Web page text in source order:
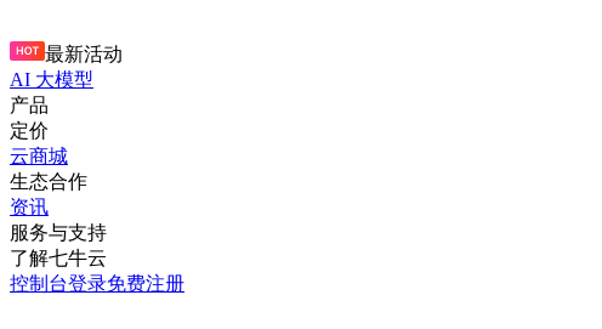
最新活动
AI 大模型
产品
定价
云商城
生态合作
资讯
服务与支持
了解七牛云
控制台登录免费注册